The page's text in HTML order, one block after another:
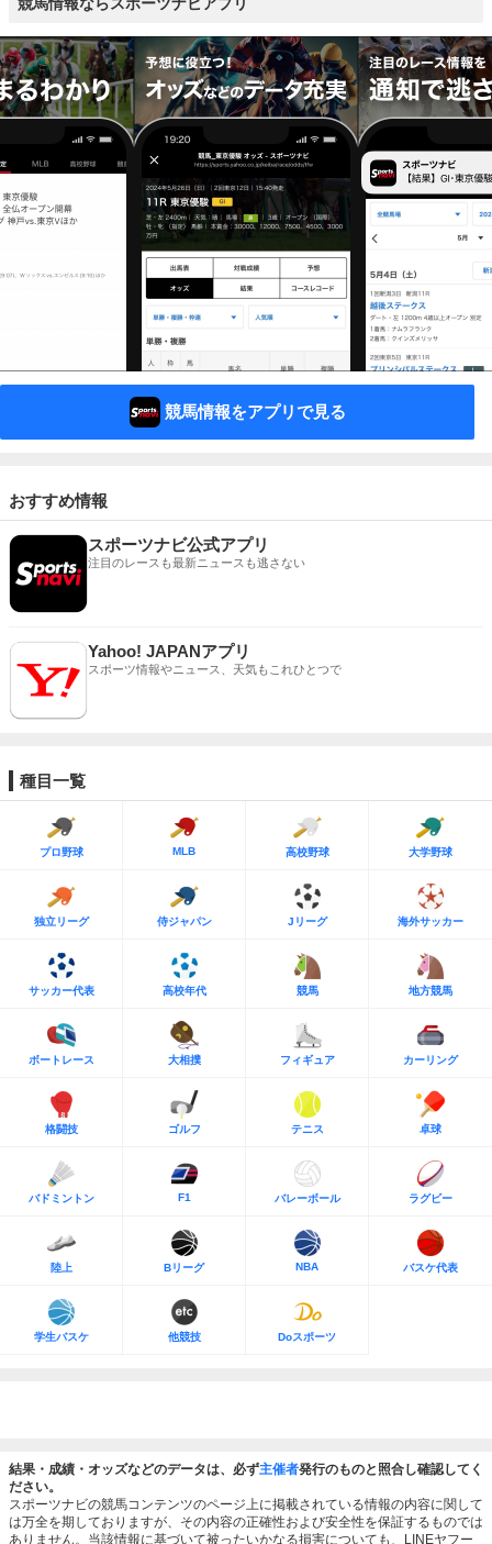
競馬情報をアプリで見る
おすすめ情報
スポーツナビ公式アプリ
注目のレースも最新ニュースも逃さない
Yahoo! JAPANアプリ
スポーツ情報やニュース、天気もこれひとつで
種目一覧
プロ野球 MLB 高校野球 大学野球
独立リーグ 侍ジャパン Jリーグ 海外サッカー
サッカー代表 高校年代 競馬 地方競馬
ボートレース 大相撲 フィギュア カーリング
格闘技 ゴルフ テニス 卓球
バドミントン F1 バレーボール ラグビー
陸上 Bリーグ NBA バスケ代表
学生バスケ 他競技 Doスポーツ
結果・成績・オッズなどのデータは、必ず主催者発行のものと照合し確認してく
ださい。
スポーツナビの競馬コンテンツのページ上に掲載されている情報の内容に関して
は万全を期しておりますが、その内容の正確性および安全性を保証するものでは
ありません。当該情報に基づいて被ったいかなる損害についても、LINEヤフー